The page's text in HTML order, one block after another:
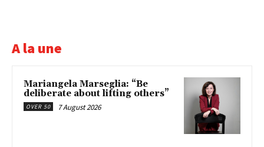
A la une
Mariangela Marseglia: “Be
deliberate about lifting others”
OVER 50 7 August 2026